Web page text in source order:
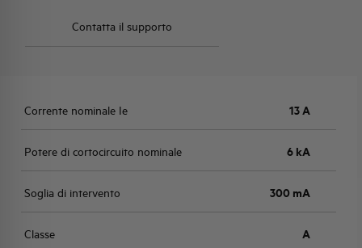
Contatta il supporto
Corrente nominale Ie 13 A
Potere di cortocircuito nominale 6 kA
Soglia di intervento 300 mA
Classe A